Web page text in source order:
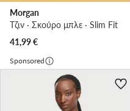
Morgan
Τζιν · Σκούρο μπλε · Slim Fit
41,99€
Sponsored